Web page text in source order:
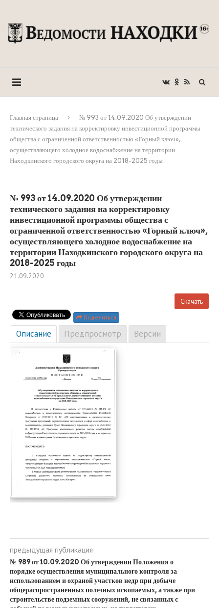
Главная страница
№ 993 от 14.09.2020 Об утверждении
технического задания на корректировку инвестиционной программы
общества с ограниченной ответственностью «Горный ключ»,
осуществляющего холодное водоснабжение на территории
Находкинского городского округа на 2018-2025 годы
№ 993 от 14.09.2020 Об утверждении
технического задания на корректировку
инвестиционной программы общества с
ограниченной ответственностью «Горный ключ»,
осуществляющего холодное водоснабжение на
территории Находкинского городского округа на
2018-2025 годы
21.09.2020
Скачать
Поделиться
Описание Предпросмотр Версии
предыдущая публикация
№ 989 от 10.09.2020 Об утверждении Положения о
порядке осуществления муниципального контроля за
использованием и охраной участков недр при добыче
общераспространенных полезных ископаемых, а также при
строительстве подземных сооружений, не связанных с